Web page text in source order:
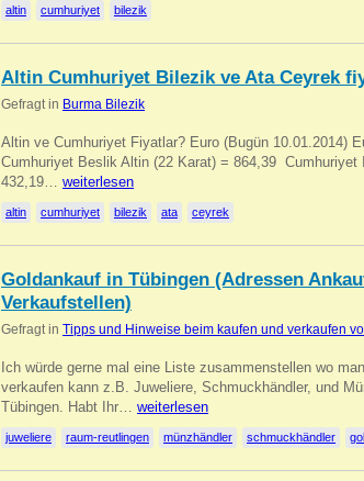
altin cumhuriyet bilezik
Altin Cumhuriyet Bilezik ve Ata Ceyrek
Gefragt in Burma Bilezik
Altin ve Cumhuriyet Fiyatlar? Euro (Bugün 10.01.2014)
Cumhuriyet Beslik Altin (22 Karat) = 864,39 
432,19… weiterlesen
altin cumhuriyet bilezik ata ceyrek
Goldankauf in Tübingen (Adressen
Verkaufstellen)
Gefragt in Tipps und Hinweise beim kaufen und verkaufen
Ich würde gerne mal eine Liste zusammenstellen wo
verkaufen kann z.B. Juweliere, Schmuckhändler, und
Tübingen. Habt Ihr… weiterlesen
juweliere raum-reutlingen münzhändler schmuckhändler